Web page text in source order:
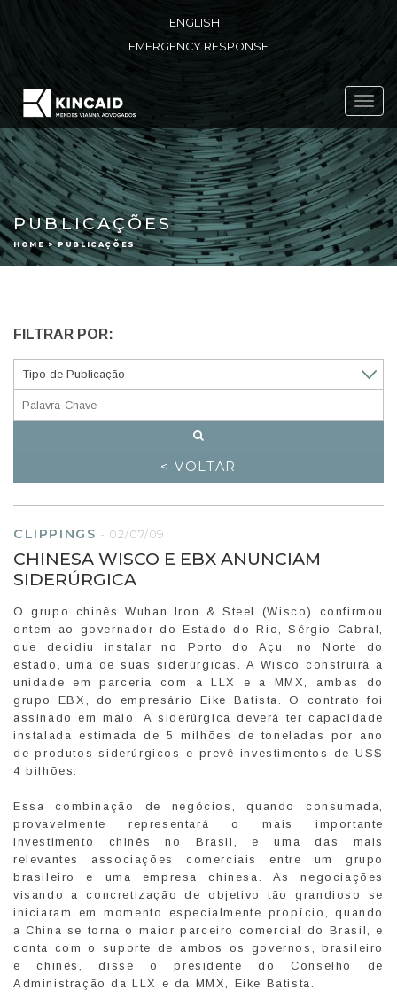
ENGLISH
EMERGENCY RESPONSE
PUBLICAÇÕES
HOME > PUBLICAÇÕES
FILTRAR POR:
< VOLTAR
CLIPPINGS -02/07/09
CHINESA WISCO E EBX ANUNCIAM
SIDERÚRGICA
O grupo chinês Wuhan Iron & Steel (Wisco) confirmou
ontem ao governador do Estado do Rio, Sérgio Cabral,
que decidiu instalar no Porto do Açu, no Norte do
estado, uma de suas siderúrgicas. A Wisco construirá a
unidade em parceria com a LLX e a MMX, ambas do
grupo EBX, do empresário Eike Batista. O contrato foi
assinado em maio. A siderúrgica deverá ter capacidade
instalada estimada de 5 milhões de toneladas por ano
de produtos siderúrgicos e prevê investimentos de US$
4 bilhões.
Essa combinação de negócios, quando consumada,
provavelmente representará o mais importante
investimento chinês no Brasil, e uma das mais
relevantes associações comerciais entre um grupo
brasileiro e uma empresa chinesa. As negociações
visando a concretização de objetivo tão grandioso se
iniciaram em momento especialmente propício, quando
a China se torna o maior parceiro comercial do Brasil, e
conta com o suporte de ambos os governos, brasileiro
e chinês, disse o presidente do Conselho de
Administração da LLX e da MMX, Eike Batista.